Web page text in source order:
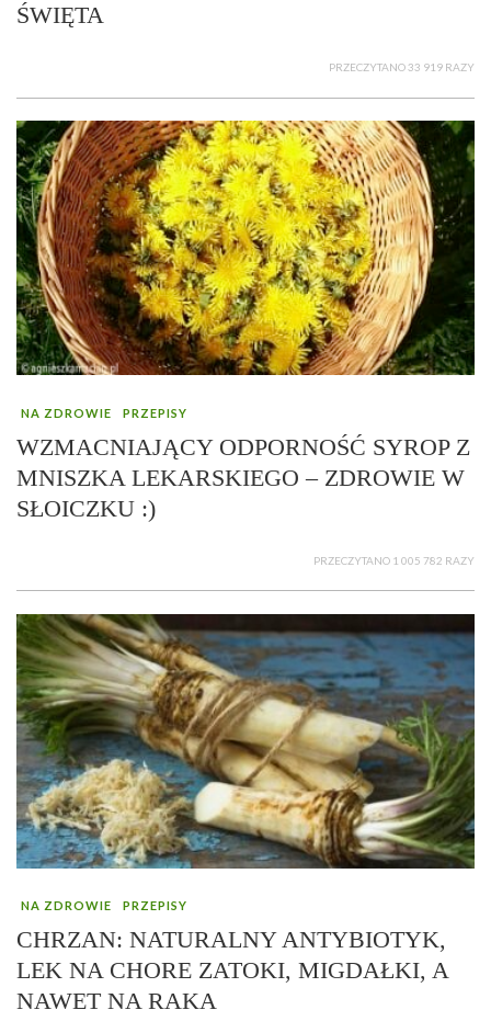
ŚWIĘTA
PRZECZYTANO 33 919 RAZY
NA ZDROWIE PRZEPISY
WZMACNIAJĄCY ODPORNOŚĆ SYROP Z
MNISZKA LEKARSKIEGO – ZDROWIE W
SŁOICZKU :)
PRZECZYTANO 1 005 782 RAZY
NA ZDROWIE PRZEPISY
CHRZAN: NATURALNY ANTYBIOTYK,
LEK NA CHORE ZATOKI, MIGDAŁKI, A
NAWET NA RAKA